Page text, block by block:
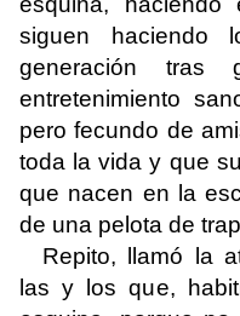
siguen haciendo
generación tras
entretenimiento
pero fecundo de
toda la vida y que
que nacen en la
de una pelota de
Repito, llamó la
las y los que,